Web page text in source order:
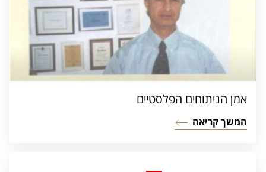
אמן הניתוחים הפלסטיים
המשך קריאה